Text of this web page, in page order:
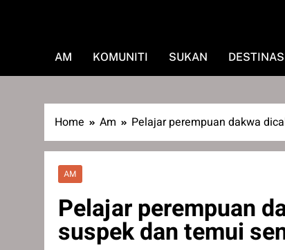
AM KOMUNITI SUKAN
Home Am Pelajar perempuan dakwa
AM
Pelajar perempuan
suspek dan temui